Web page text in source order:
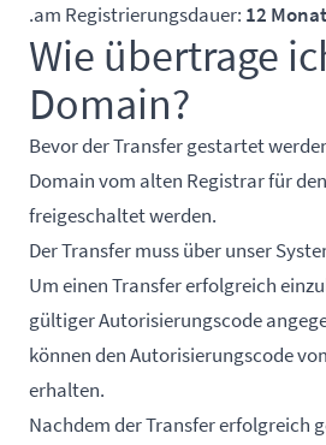
.am Registrierungsdauer: 12
Wie übertrage
Domain?
Bevor der Transfer gestartet
Domain vom alten Registrar für
freigeschaltet werden.
Der Transfer muss über unser
Um einen Transfer erfolgreich
gültiger Autorisierungscode
können den Autorisierungscode
erhalten.
Nachdem der Transfer erfolgreich